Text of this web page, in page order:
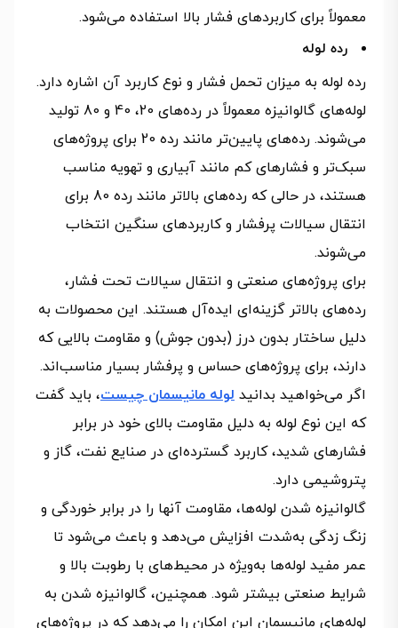
معمولاً برای کاربردهای فشار بالا استفاده می‌شود.
رده لوله
رده لوله به میزان تحمل فشار و نوع کاربرد آن اشاره دارد.
لوله‌های گالوانیزه معمولاً در رده‌های 20، 40 و 80 تولید
می‌شوند. رده‌های پایین‌تر مانند رده 20 برای پروژه‌های
سبک‌تر و فشارهای کم مانند آبیاری و تهویه مناسب
هستند، در حالی که رده‌های بالاتر مانند رده 80 برای
انتقال سیالات پرفشار و کاربردهای سنگین انتخاب
می‌شوند.
برای پروژه‌های صنعتی و انتقال سیالات تحت فشار،
رده‌های بالاتر گزینه‌ای ایده‌آل هستند. این محصولات به
دلیل ساختار بدون درز (بدون جوش) و مقاومت بالایی که
دارند، برای پروژه‌های حساس و پرفشار بسیار مناسب‌اند.
اگر می‌خواهید بدانید لوله مانیسمان چیست، باید گفت
که این نوع لوله به دلیل مقاومت بالای خود در برابر
فشارهای شدید، کاربرد گسترده‌ای در صنایع نفت، گاز و
پتروشیمی دارد.
گالوانیزه شدن لوله‌ها، مقاومت آنها را در برابر خوردگی و
زنگ زدگی به‌شدت افزایش می‌دهد و باعث می‌شود تا
عمر مفید لوله‌ها به‌ویژه در محیط‌های با رطوبت بالا و
شرایط صنعتی بیشتر شود. همچنین، گالوانیزه شدن به
لوله‌های مانیسمان این امکان را می‌دهد که در پروژه‌های